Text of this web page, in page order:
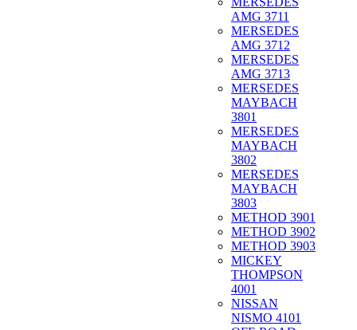
AMG 3711
MERSEDES
AMG 3712
MERSEDES
AMG 3713
MERSEDES
MAYBACH
3801
MERSEDES
MAYBACH
3802
MERSEDES
MAYBACH
3803
METHOD 3901
METHOD 3902
METHOD 3903
MICKEY
THOMPSON
4001
NISSAN
NISMO 4101